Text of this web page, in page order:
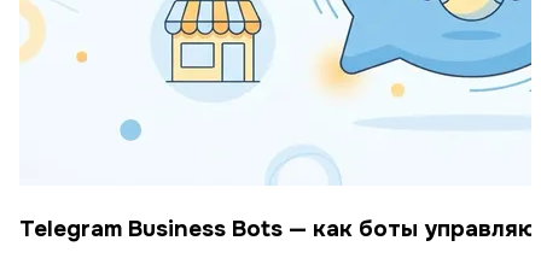
Telegram Business Bots — как боты